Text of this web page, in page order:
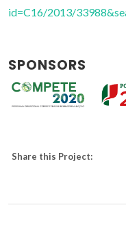
id=C16/2013/
SPONSORS
Share this Project: